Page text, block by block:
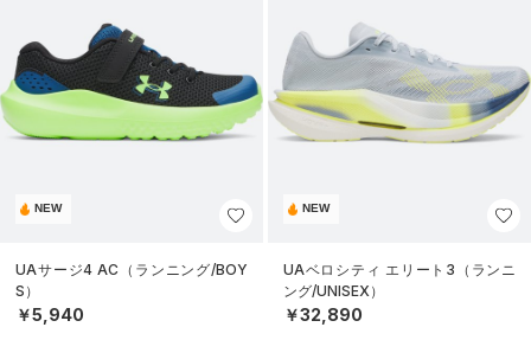
NEW
UAサージ4 AC（ランニング/BOY
S）
￥5,940
NEW
UAベロシティ エリート3（ランニ
ング/UNISEX）
￥32,890